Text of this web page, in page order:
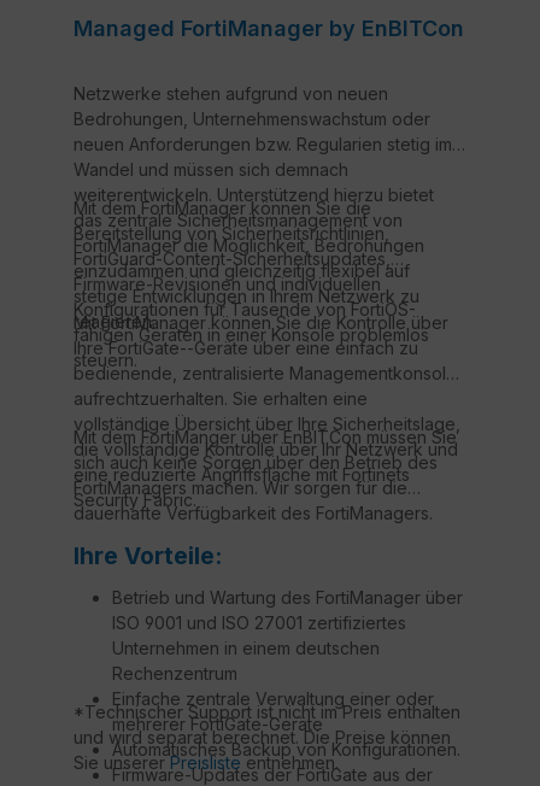
Managed FortiManager by EnBITCon
Netzwerke stehen aufgrund von neuen
Bedrohungen, Unternehmenswachstum oder
neuen Anforderungen bzw. Regularien stetig im
Wandel und müssen sich demnach
weiterentwickeln. Unterstützend hierzu bietet
das zentrale Sicherheitsmanagement von
FortiManager die Möglichkeit, Bedrohungen
einzudämmen und gleichzeitig flexibel auf
stetige Entwicklungen in Ihrem Netzwerk zu
reagieren.
Mit dem FortiManager können Sie die
Bereitstellung von Sicherheitsrichtlinien,
FortiGuard-Content-Sicherheitsupdates,
Firmware-Revisionen und individuellen
Konfigurationen für Tausende von FortiOS-
fähigen Geräten in einer Konsole problemlos
steuern.
Mit FortiManager können Sie die Kontrolle über
Ihre FortiGate--Geräte über eine einfach zu
bedienende, zentralisierte Managementkonsole
aufrechtzuerhalten. Sie erhalten eine
vollständige Übersicht über Ihre Sicherheitslage,
die vollständige Kontrolle über Ihr Netzwerk und
eine reduzierte Angriffsfläche mit Fortinets
Security Fabric.
Mit dem FortiManger über EnBITCon müssen Sie
sich auch keine Sorgen über den Betrieb des
FortiManagers machen. Wir sorgen für die
dauerhafte Verfügbarkeit des FortiManagers.
Ihre Vorteile:
Betrieb und Wartung des FortiManager über
ISO 9001 und ISO 27001 zertifiziertes
Unternehmen in einem deutschen
Rechenzentrum
Einfache zentrale Verwaltung einer oder
mehrerer FortiGate-Geräte
Automatisches Backup von Konfigurationen.
Firmware-Updates der FortiGate aus der
*Technischer Support ist nicht im Preis enthalten
und wird separat berechnet. Die Preise können
Sie unsererPreislisteentnehmen.